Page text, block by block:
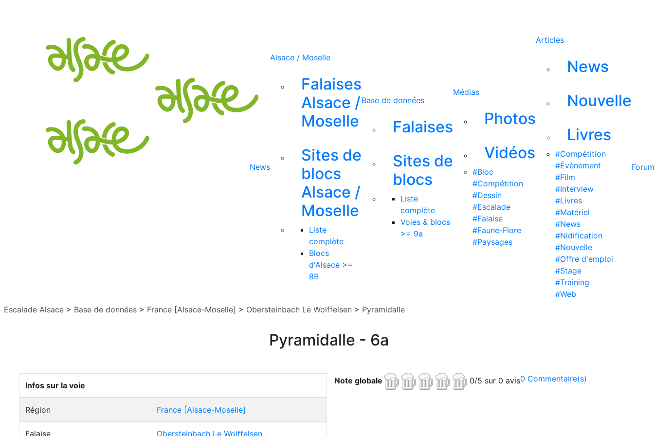
News
Alsace / Moselle
Falaises
Alsace /
Moselle
Sites de
blocs
Alsace /
Moselle
Liste
complète
Blocs
d'Alsace >=
8B
Base de données
Falaises
Sites de
blocs
Liste
complète
Voies & blocs
>= 9a
Médias
Photos
Vidéos
#Bloc
#Compétition
#Dessin
#Escalade
#Falaise
#Faune-Flore
#Paysages
Articles
News
Nouvelle
Livres
#Compétition
#Évènement
#Film
#Interview
#Livres
#Matériel
#News
#Nidification
#Nouvelle
#Offre d'emploi
#Stage
#Training
#Web
Forum
Escalade Alsace > Base de données > France [Alsace-Moselle] > Obersteinbach Le Wolffelsen > Pyramidalle
Pyramidalle - 6a
Infos sur la voie
Région France [Alsace-Moselle]
Falaise Obersteinbach Le Wolffelsen
0 Commentaire(s)
Note globale 0/5 sur 0 avis